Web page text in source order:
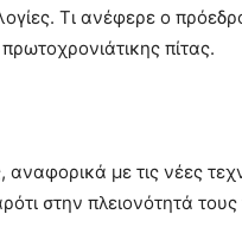
Τι ανέφερε ο
πίτας.
αναφορικά με τις νέες
στην πλειονότητά τους